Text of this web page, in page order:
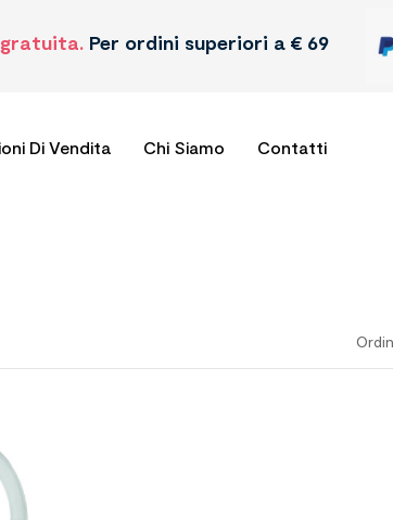
gratuita. Per ordini superiori a € 69
Di Vendita Chi Siamo Contatti